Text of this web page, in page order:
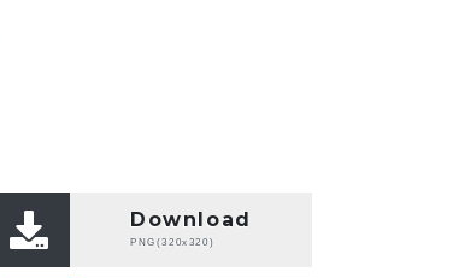
Download
PNG(320x320)